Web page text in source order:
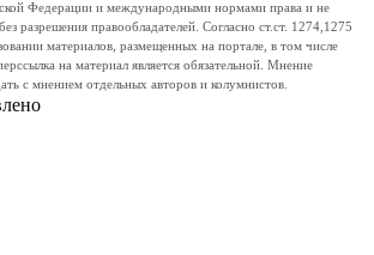
Федерации и международными нормами права и не
разрешения правообладателей. Согласно ст.ст. 1274,1275
материалов, размещенных на портале, в том числе
на материал является обязательной. Мнение
с мнением отдельных авторов и колумнистов.